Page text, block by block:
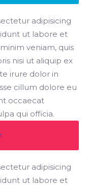
adipisicing
ut labore et
veniam, quis
nisi ut aliquip ex
irure dolor in
cillum dolore eu
occaecat
qui officia.
adipisicing
ut labore et